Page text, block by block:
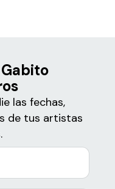
las fechas,
de tus artistas